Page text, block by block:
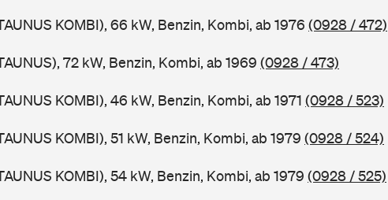
KOMBI), 66 kW, Benzin, Kombi, ab 1976 (0928 / 472)
72 kW, Benzin, Kombi, ab 1969 (0928 / 473)
KOMBI), 46 kW, Benzin, Kombi, ab 1971 (0928 / 523)
KOMBI), 51 kW, Benzin, Kombi, ab 1979 (0928 / 524)
KOMBI), 54 kW, Benzin, Kombi, ab 1979 (0928 / 525)